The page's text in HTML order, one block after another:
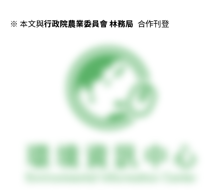
※ 本文與行政院農業委員會 林務局 合作刊登